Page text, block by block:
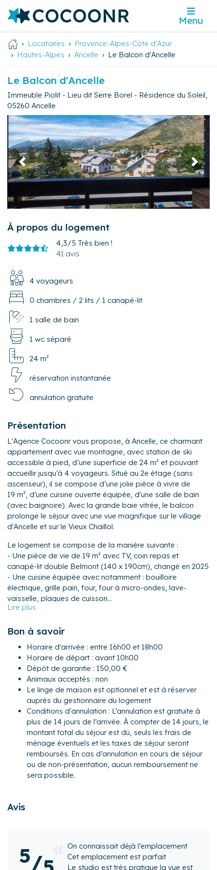
Menu
Locataires
Provence-Alpes-Côte d'Azur
Hautes-Alpes
Ancelle Le Balcon d'Ancelle
Le Balcon d'Ancelle
Immeuble Piolit - Lieu dit Serre Borel - Résidence du Soleil
05260 Ancelle
Précédent
À propos du logement
4,3/5 Très bien !
41 avis
4 voyageurs
0 chambres / 2 lits / 1 canapé-lit
1 salle de bain
1 wc séparé
24 m²
réservation instantanée
annulation gratuite
Présentation
L'Agence Cocoonr vous propose, à Ancelle, ce charmant
appartement avec vue montagne, avec station de ski
accessible à pied, d’une superficie de 24 m² et pouvant
accueillir jusqu’à 4 voyageurs. Situé au 2e étage (sans
ascenseur), il se compose d’une jolie pièce à vivre de
19 m², d'une cuisine ouverte équipée, d'une salle de bain
(avec baignoire). Avec la grande baie vitrée, le balcon
prolonge le séjour avec une vue magnifique sur le village
d'Ancelle et sur le Vieux Chaillol.
Le logement se compose de la manière suivante :
- Une pièce de vie de 19 m² avec TV, coin repas et
canapé-lit double Belmont (140 x 190cm), changé en 2025
- Une cuisine équipée avec notamment : bouilloire
électrique, grille pain, four, four à micro-ondes, lave-
vaisselle, plaques de cuisson...
- Un lit superposé (2 couchages)
- Un WC séparé
Extérieur :
- Un balcon exposé Nord-Est d'environ 5 m² avec mobilier
pour profiter des beaux jours
L’appartement est idéalement situé à Ancelle, dans un
environnement très agréable. Vous pourrez bénéficier à
proximité de tous les commerces essentiels mais aussi de
boutiques, restaurants, bars, marché...
Activités :
En hiver : sports d'hiver, chiens de traîneau, rando-luge, ski
joëring, snake gliss (train de luges qui serpente sur les
pistes), snow tubbing (course de bouées sur neige) ou
encore yooner (à mi-chemin entre la luge et le ski),
En été : randonnées en foret, balades à cheval,
Bonnet (20mn), canoé, voile... Golf au col Bayard ( 20mn)
etc...
Bon à savoir
Horaire d'arrivée : entre 16h00 et 18h00
Horaire de départ : avant 10h00
Dépôt de garantie : 150,00 €
Animaux acceptés : non
Le linge de maison est optionnel et est à réserver
auprès du gestionnaire du logement
Conditions d'annulation : L’annulation est gratuite à
plus de 14 jours de l’arrivée. À compter de 14 jours, le
montant total du séjour est dû, seuls les frais de
ménage éventuels et les taxes de séjour seront
remboursés. En cas d’annulation en cours de séjour
ou de non-présentation, aucun remboursement ne
sera possible.
Avis
parfait
la vue est
5/
Superbe semaine
logement, bien conçu
appartement au ski,